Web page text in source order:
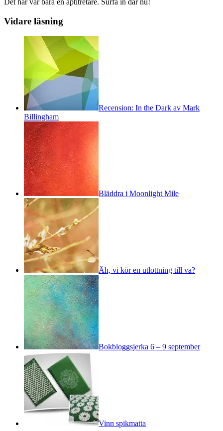
Vidare läsning
Recension: In the Dark av Mark
Billingham
Bläddra i Moonlight Mile
Äh, vi kör en utlottning till va?
Bokbloggsjerka 6 – 9 september
Vinn spikmatta